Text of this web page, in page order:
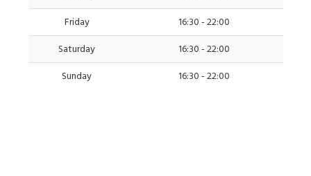
Friday
16:30 - 22:00
Saturday
16:30 - 22:00
Sunday
16:30 - 22:00